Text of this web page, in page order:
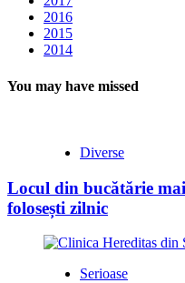
2016
2015
2014
You may have missed
Diverse
Locul din bucătărie
folosești zilnic
Serioase